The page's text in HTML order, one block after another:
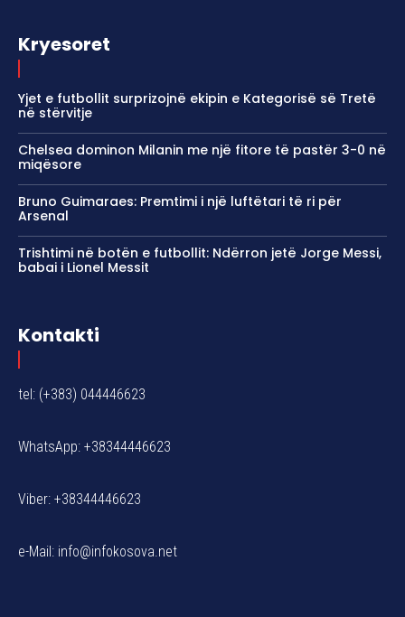
Kryesoret
Yjet e futbollit surprizojnë ekipin e Kategorisë së Tretë
në stërvitje
Chelsea dominon Milanin me një fitore të pastër 3-0 në
miqësore
Bruno Guimaraes: Premtimi i një luftëtari të ri për
Arsenal
Trishtimi në botën e futbollit: Ndërron jetë Jorge Messi,
babai i Lionel Messit
Kontakti
tel: (+383) 044446623
WhatsApp: +38344446623
Viber: +38344446623
e-Mail: info@infokosova.net